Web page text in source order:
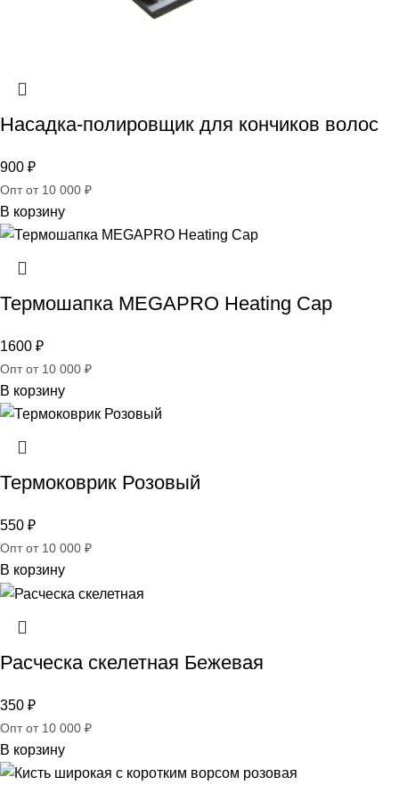
Насадка-полировщик для кончиков волос
900 ₽
Опт от 10 000 ₽
В корзину
Термошапка MEGAPRO Heating Cap
1600 ₽
Опт от 10 000 ₽
В корзину
Термоковрик Розовый
550 ₽
Опт от 10 000 ₽
В корзину
Расческа скелетная Бежевая
350 ₽
Опт от 10 000 ₽
В корзину